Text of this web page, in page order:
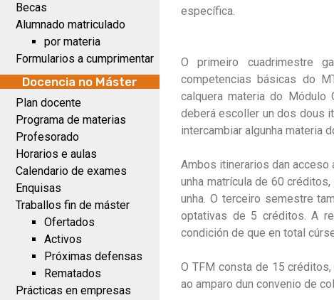
Becas
Alumnado matriculado
por materia
Formularios a cumprimentar
Docencia no Máster
Plan docente
Programa de materias
Profesorado
Horarios e aulas
Calendario de exames
Enquisas
Traballos fin de máster
Ofertados
Activos
Próximas defensas
Rematados
Prácticas en empresas
específica.
O primeiro cuadrimestre
competencias básicas do
calquera materia do Módulo
deberá escoller un dos dous
intercambiar algunha materia
Ambos itinerarios dan
unha matrícula de 60
unha. O terceiro semestre
optativas de 5 créditos. A
condición de que en total
O TFM consta de 15
ao amparo dun convenio de